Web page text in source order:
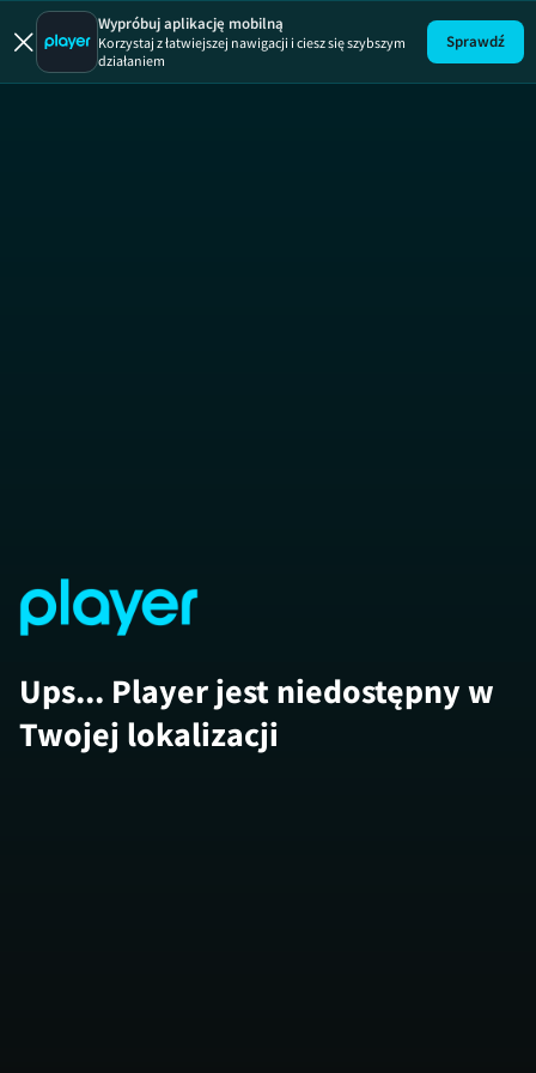
Wypróbuj aplikację mobilną
Korzystaj z łatwiejszej nawigacji i ciesz się szybszym
działaniem
Sprawdź
Ups... Player jest niedostępny w
Twojej lokalizacji